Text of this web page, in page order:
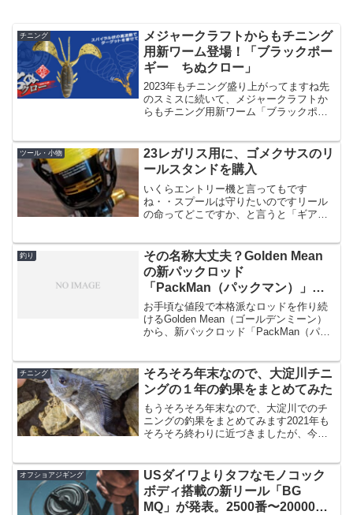
チニング
メジャークラフトからもチニング
用新ワーム登場！「ブラックポー
ギー ちぬクロー」
2023年もチニング盛り上がってますね先
のスミスに続いて、メジャークラフトか
らもチニング用新ワーム「ブラックポー
構前からチニング専用ロッドや、チニン
グ用ワーム「ファイテ...
ツール・小物
23レガリス用に、ゴメクサスのリ
ールスタンドを購入
いくらエントリー機と言ってもです
ね・・スプールは守りたいのですリール
の命ってどこですか、と言うと「ギア」
しでも狂うと不都合があるわけです。た
だ内部では無い致命的な部分・...
釣り
その名称大丈夫？Golden Mean
の新パックロッド
「PackMan（パックマン）」価
格も安い。
お手頃な値段で本格派なロッドを作り続
けるGolden Mean（ゴールデンミーン）
から、新パックロッド「PackMan（パッ
か・・・？大丈夫なんでしょうね（笑）
PackMa...
チニング
そろそろ年末なので、大淀川チニ
ングの１年の釣果をまとめてみた
もうそろそろ年末なので、大淀川でのチ
ニングの釣果をまとめてみます2021年も
そろそろ終わりに近づきましたが、今年
も月によってはそれほどやってない、で
きなかった（大雨続き...
オフショアジギング
USダイワよりタフなモノコック
ボディ搭載の新リール「BG
MQ」が発表。2500番〜20000番